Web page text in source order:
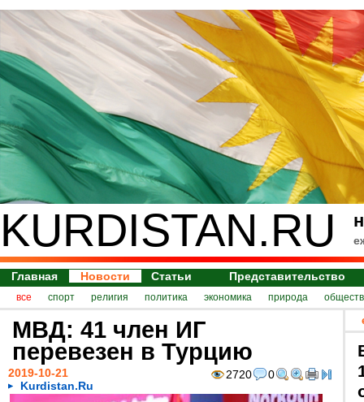
KURDISTAN.RU
Главная Новости Статьи Представительство
все спорт религия политика экономика природа
МВД: 41 член ИГ
перевезен в Турцию
2720 0
2019-10-21
Kurdistan.Ru